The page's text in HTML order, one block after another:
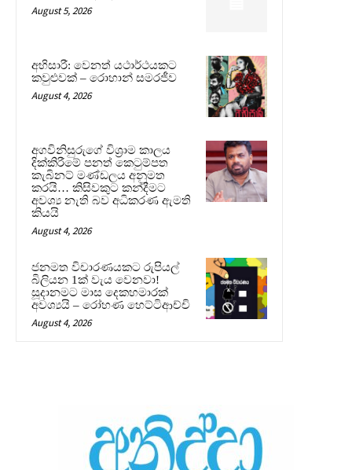
August 5, 2026
අභිසාරී: වෙනත් යථාර්ථයකට
කවුළුවක් – රොහාන් සමරජීව
August 4, 2026
අගවිනිසුරුගේ විශ්‍රාම කාලය
දික්කිරීමේ පනත් කෙටුම්පත
කැබිනට් මණ්ඩලය අනුමත
කරයි… කිසිවකුට කන්දීමට
අවශ්‍ය නැති බව අධිකරණ ඇමති
කියයි
August 4, 2026
ජනමත විචාරණයකට රුපියල්
බිලියන 1ක් වැය වෙනවා!
සූදානමට මාස දෙකහමාරක්
අවශ්‍යයි – රෝහණ හෙට්ටිආච්චි
August 4, 2026